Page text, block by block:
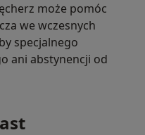
może pomóc
we wczesnych
specjalnego
ani abstynencji od